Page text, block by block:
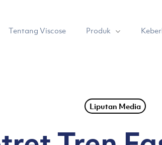
Tentang Viscose Produk
Liputan Media